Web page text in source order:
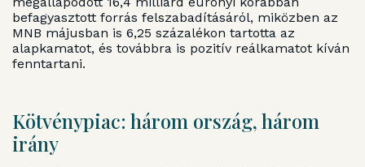
befagyasztott forrás felszabadításáról, miközben az
MNB májusban is 6,25 százalékon tartotta az
alapkamatot, és továbbra is pozitív reálkamatot kíván
fenntartani.
Kötvénypiac: három ország, három
irány